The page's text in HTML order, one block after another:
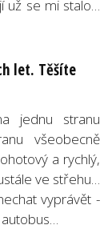
už se mi stalo…
let. Těšíte
jednu stranu
všeobecně
a rychlý,
ve střehu…
vyprávět -